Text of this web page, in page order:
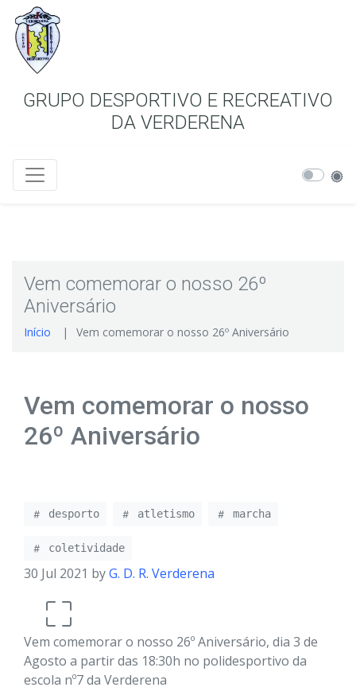
GRUPO DESPORTIVO E RECREATIVO
DA VERDERENA
Vem comemorar o nosso 26º
Aniversário
Início Vem comemorar o nosso 26º Aniversário
Vem comemorar o nosso
26º Aniversário
desporto atletismo marcha
coletividade
30 Jul 2021 byG. D. R. Verderena
Vem comemorar o nosso 26º Aniversário, dia 3 de
Agosto a partir das 18:30h no polidesportivo da
escola nº7 da Verderena